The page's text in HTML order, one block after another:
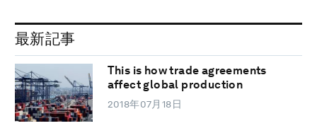
最新記事
This is how trade agreements
affect global production
2018年07月18日